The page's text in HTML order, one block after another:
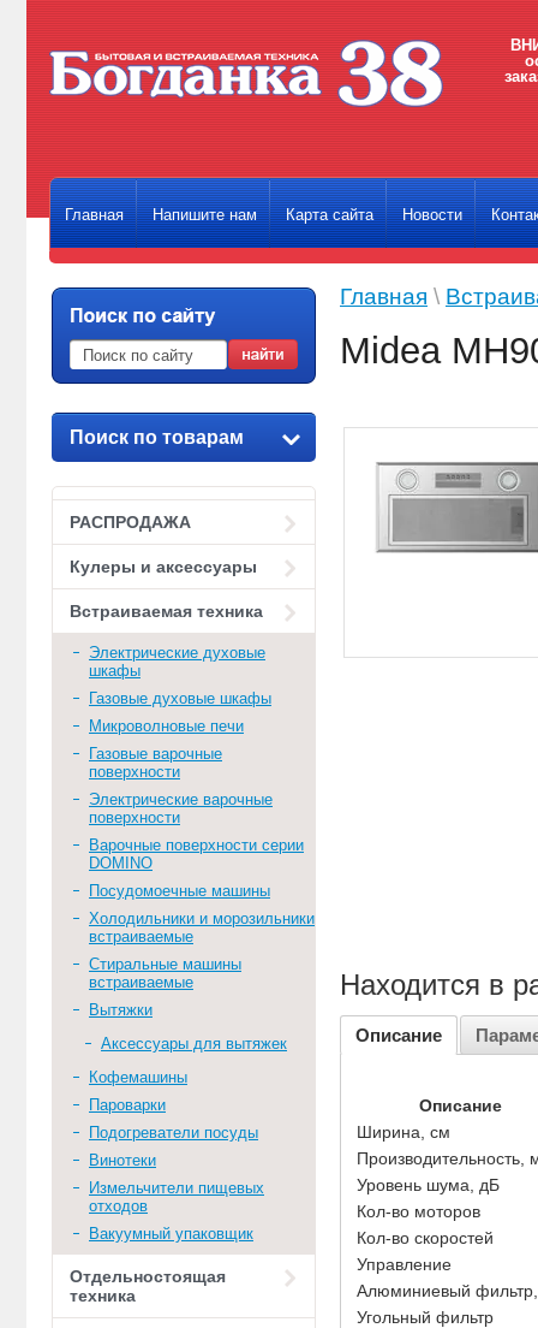
Главная Напишите нам Карта сайта Новости
Поиск по товарам
РАСПРОДАЖА
Кулеры и аксессуары
Встраиваемая техника
Электрические духовые
шкафы
Газовые духовые шкафы
Микроволновые печи
Газовые варочные
поверхности
Электрические варочные
поверхности
Варочные поверхности серии
DOMINO
Посудомоечные машины
Холодильники и морозильники
встраиваемые
Стиральные машины
встраиваемые
Вытяжки
Аксессуары для вытяжек
Кофемашины
Пароварки
Подогреватели посуды
Винотеки
Измельчители пищевых
отходов
Вакуумный упаковщик
Отдельностоящая
техника
Главная \
Midea
Находится в
Описание
Описание
Ширина, см
Производительность,
Уровень шума, дБ
Кол-во моторов
Кол-во скоростей
Управление
Алюминиевый
Угольный фильтр